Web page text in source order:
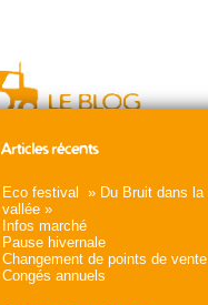
Articles récents
Eco festival » Du Bruit dans la
vallée »
Infos marché
Pause hivernale
Changement de points de vente
Congés annuels